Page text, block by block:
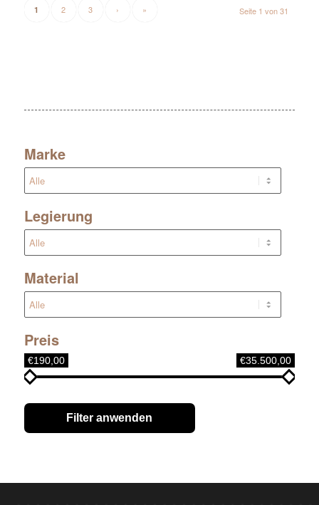
Seite 1 von 31
1 2 3 › »
Marke
Legierung
Material
Preis
€190,00 €35.500,00
Filter anwenden